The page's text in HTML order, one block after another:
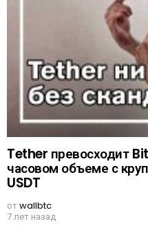
Tether превосходит
часовом объеме с
USDT
отwallbtc
7 лет назад